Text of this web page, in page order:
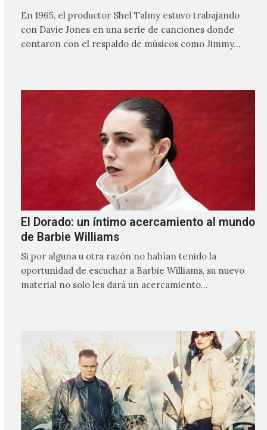
En 1965, el productor Shel Talmy estuvo trabajando
con Davie Jones en una serie de canciones donde
contaron con el respaldo de músicos como Jimmy…
El Dorado: un íntimo acercamiento al mundo
de Barbie Williams
Si por alguna u otra razón no habían tenido la
oportunidad de escuchar a Barbie Williams, su nuevo
material no solo les dará un acercamiento…